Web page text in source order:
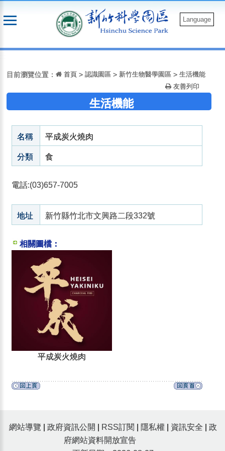
到
Language
目前瀏覽位置： 首頁 >認識園區 >新竹生物醫學園區 >生活機能
友善列印
生活機能
名稱 平成炭火燒肉
分類 食
電話:(03)657-7005
地址 新竹縣竹北市文興路二段332號
相關圖檔：
平成炭火燒肉
網站導覽 政府資訊公開 RSS訂閱 隱私權 資訊安全
政
府網站資料開放宣告